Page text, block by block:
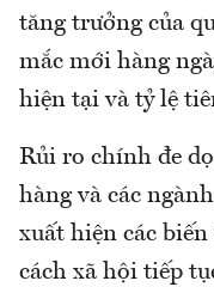
tăng trưởng của
mắc mới hàng
hiện tại và tỷ lệ
Rủi ro chính đe
hàng và các
xuất hiện các
cách xã hội tiếp